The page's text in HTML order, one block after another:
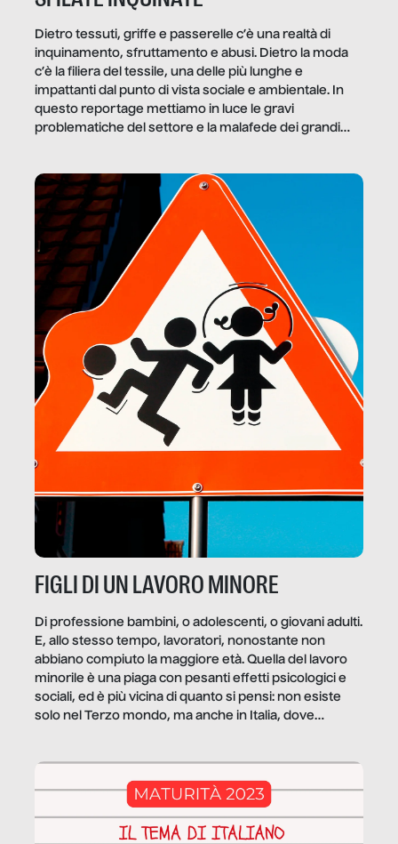
Dietro tessuti, griffe e passerelle c’è una realtà di
inquinamento, sfruttamento e abusi. Dietro la moda
c’è la filiera del tessile, una delle più lunghe e
impattanti dal punto di vista sociale e ambientale. In
questo reportage mettiamo in luce le gravi
problematiche del settore e la malafede dei grandi
FIGLI DI UN LAVORO MINORE
Di professione bambini, o adolescenti, o giovani adulti.
E, allo stesso tempo, lavoratori, nonostante non
abbiano compiuto la maggiore età. Quella del lavoro
minorile è una piaga con pesanti effetti psicologici e
sociali, ed è più vicina di quanto si pensi: non esiste
solo nel Terzo mondo, ma anche in Italia, dove